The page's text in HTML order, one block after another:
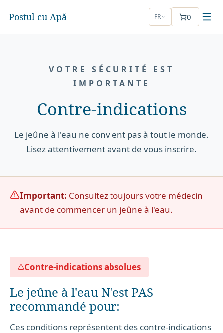
Postul cu Apă FR 0
VOTRE SÉCURITÉ EST
IMPORTANTE
Contre-indications
Le jeûne à l'eau ne convient pas à tout le monde.
Lisez attentivement avant de vous inscrire.
Important: Consultez toujours votre médecin
avant de commencer un jeûne à l'eau.
Contre-indications absolues
Le jeûne à l'eau N'est PAS
recommandé pour:
Ces conditions représentent des contre-indications